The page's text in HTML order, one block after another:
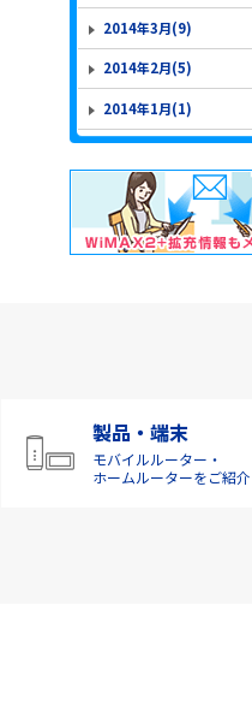
2014年3月(9)
2014年2月(5)
2014年1月(1)
製品・端末
モバイルルーター・
ホームルーターをご紹介